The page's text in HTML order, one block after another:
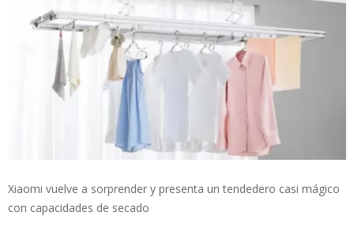
Xiaomi vuelve a sorprender y presenta un tendedero casi mágico
con capacidades de secado